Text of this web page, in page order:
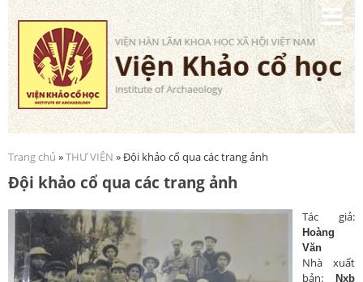
Nhảy
đến
nội
dung
Bạn đang ở đây
Trang chủ »THƯ VIỆN » Đội khảo cổ qua các trang ảnh
Đội khảo cổ qua các trang ảnh
Tác giả:
Hoàng
Văn
Nhà xuất
bản:
Nxb